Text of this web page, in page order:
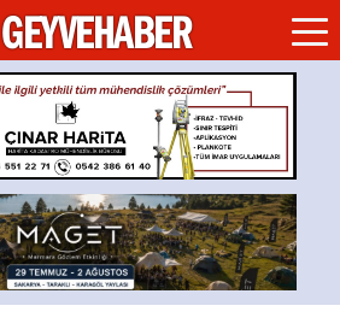
GEYVEHABER